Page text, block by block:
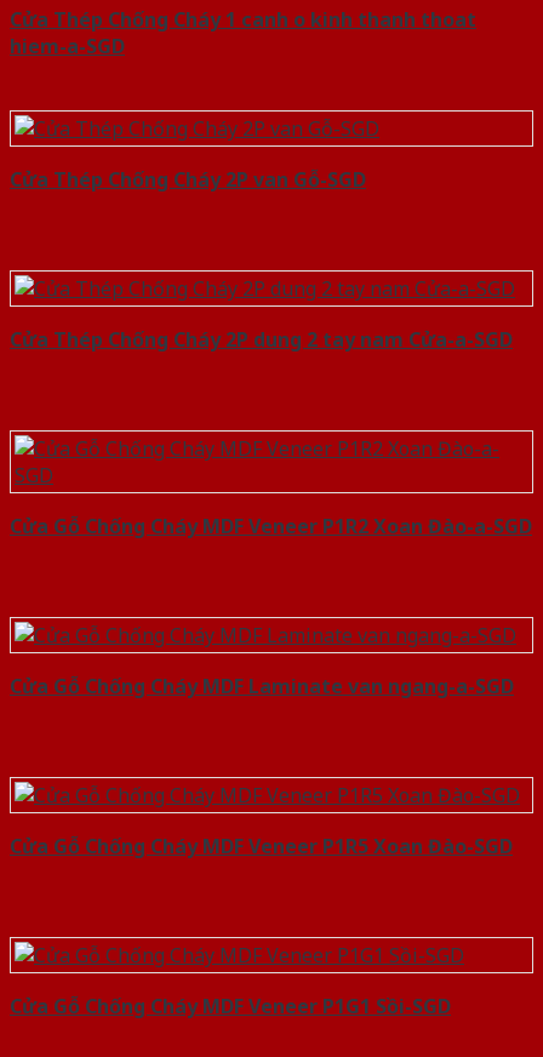
Cửa Thép Chống Cháy 1 canh o kinh thanh thoat
hiem-a-SGD
Cửa Thép Chống Cháy 2P van Gỗ-SGD
Cửa Thép Chống Cháy 2P dung 2 tay nam Cửa-a-SGD
Cửa Gỗ Chống Cháy MDF Veneer P1R2 Xoan Đào-a-SGD
Cửa Gỗ Chống Cháy MDF Laminate van ngang-a-SGD
Cửa Gỗ Chống Cháy MDF Veneer P1R5 Xoan Đào-SGD
Cửa Gỗ Chống Cháy MDF Veneer P1G1 Sồi-SGD